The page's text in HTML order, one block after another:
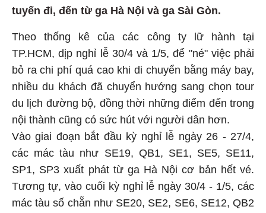
tuyến đi, đến từ ga Hà Nội và ga Sài Gòn.
Theo thống kê của các công ty lữ hành tại
TP.HCM, dịp nghỉ lễ 30/4 và 1/5, để "né" việc phải
bỏ ra chi phí quá cao khi di chuyển bằng máy bay,
nhiều du khách đã chuyển hướng sang chọn tour
du lịch đường bộ, đồng thời những điểm đến trong
nội thành cũng có sức hút với người dân hơn.
Vào giai đoạn bắt đầu kỳ nghỉ lễ ngày 26 - 27/4,
các mác tàu như SE19, QB1, SE1, SE5, SE11,
SP1, SP3 xuất phát từ ga Hà Nội cơ bản hết vé.
Tương tự, vào cuối kỳ nghỉ lễ ngày 30/4 - 1/5, các
mác tàu số chẵn như SE20, SE2, SE6, SE12, QB2